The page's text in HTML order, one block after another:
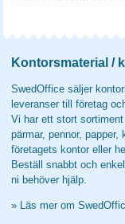
Kontorsmaterial /
SwedOffice säljer
leveranser till företag
Vi har ett stort
pärmar, pennor,
företagets kontor eller
Beställ snabbt och
ni behöver hjälp.
» Läs mer om